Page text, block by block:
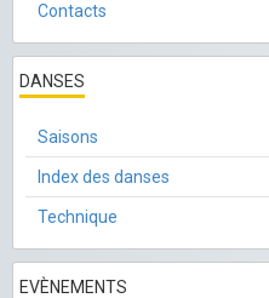
Contacts
DANSES
Saisons
Index des danses
Technique
EVÈNEMENTS